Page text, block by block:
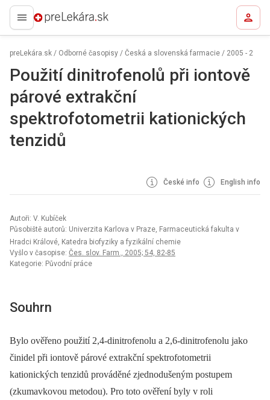
preLekára.sk
preLekára.sk / Odborné časopisy / Česká a slovenská farmacie / 2005 - 2
Použití dinitrofenolů při iontově
párové extrakční
spektrofotometrii kationických
tenzidů
České info English info
Autoři: V. Kubíček
Působiště autorů: Univerzita Karlova v Praze, Farmaceutická fakulta v
Hradci Králové, Katedra biofyziky a fyzikální chemie
Vyšlo v časopise: Čes. slov. Farm., 2005; 54, 82-85
Kategorie: Původní práce
Souhrn
Bylo ověřeno použití 2,4-dinitrofenolu a 2,6-dinitrofenolu jako
činidel při iontově párové extrakční spektrofotometrii
kationických tenzidů prováděné zjednodušeným postupem
(zkumavkovou metodou). Pro toto ověření byly v roli